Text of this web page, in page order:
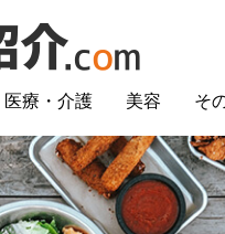
医療・介護 美容 そ